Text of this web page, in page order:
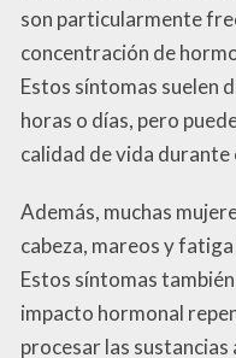
son particularmente
concentración de
Estos síntomas suelen
horas o días, pero
calidad de vida durante
Además, muchas
cabeza, mareos y
Estos síntomas
impacto hormonal
procesar las